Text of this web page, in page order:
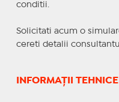
conditii.
Solicitati acum o
cereti detalii
INFORMAȚII TEHNICE